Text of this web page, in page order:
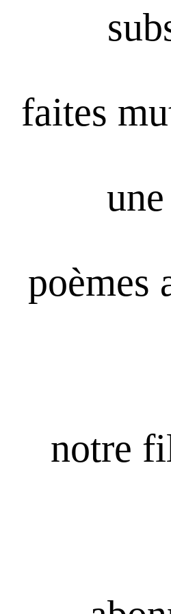
faites
poèmes
notre